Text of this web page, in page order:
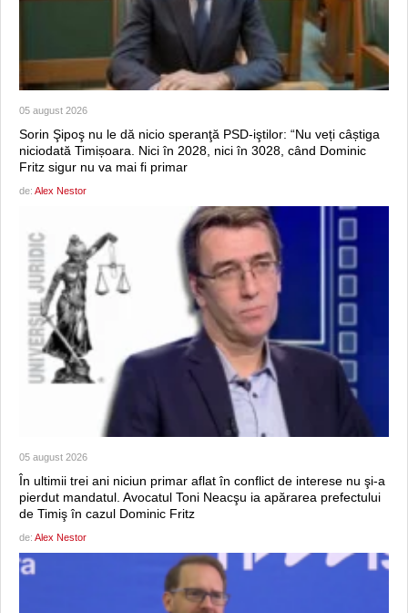
05 august 2026
Sorin Şipoş nu le dă nicio speranţă PSD-iştilor: “Nu veți câștiga
niciodată Timișoara. Nici în 2028, nici în 3028, când Dominic
Fritz sigur nu va mai fi primar
de: Alex Nestor
05 august 2026
În ultimii trei ani niciun primar aflat în conflict de interese nu şi-a
pierdut mandatul. Avocatul Toni Neacşu ia apărarea prefectului
de Timiş în cazul Dominic Fritz
de: Alex Nestor